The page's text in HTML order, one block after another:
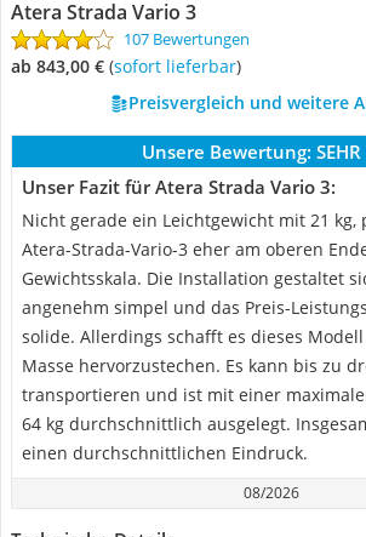
Atera Strada Vario 3
107 Bewertungen
ab 843,00 € ( Sofort lieferbar)
Preisvergleich und weitere
Unsere Bewertung:
Unser Fazit für Atera Strada Vario 3:
Nicht gerade ein Leichtgewicht mit 21
Atera-Strada-Vario-3 eher am oberen
Gewichtsskala. Die Installation gestaltet
angenehm simpel und das Preis-
solide. Allerdings schafft es dieses
Masse hervorzustechen. Es kann bis zu
transportieren und ist mit einer
64 kg durchschnittlich ausgelegt.
einen durchschnittlichen Eindruck.
08/2026